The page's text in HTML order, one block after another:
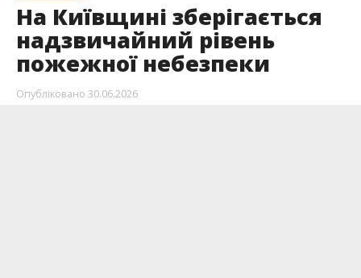
На Київщині зберігається
надзвичайний рівень
пожежної небезпеки
Опубліковано 30.06.2026